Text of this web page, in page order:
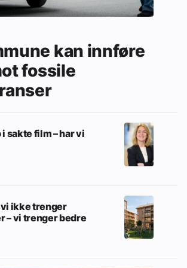
kan innføre
fossile
sakte film – har vi
ikke trenger
– vi trenger bedre